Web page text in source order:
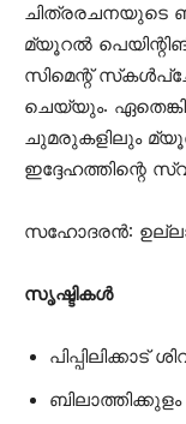
ചിത്രരചനയുടെ
മ്യൂറല്‍
സിമെന്റ്
ചെയ്യും.
ചുമരുകളിലും
ഇദ്ദേഹത്തിന്റെ
സഹോദരന്‍:
സൃഷ്ടികള്‍
പിപ്പിലിക്കാട്